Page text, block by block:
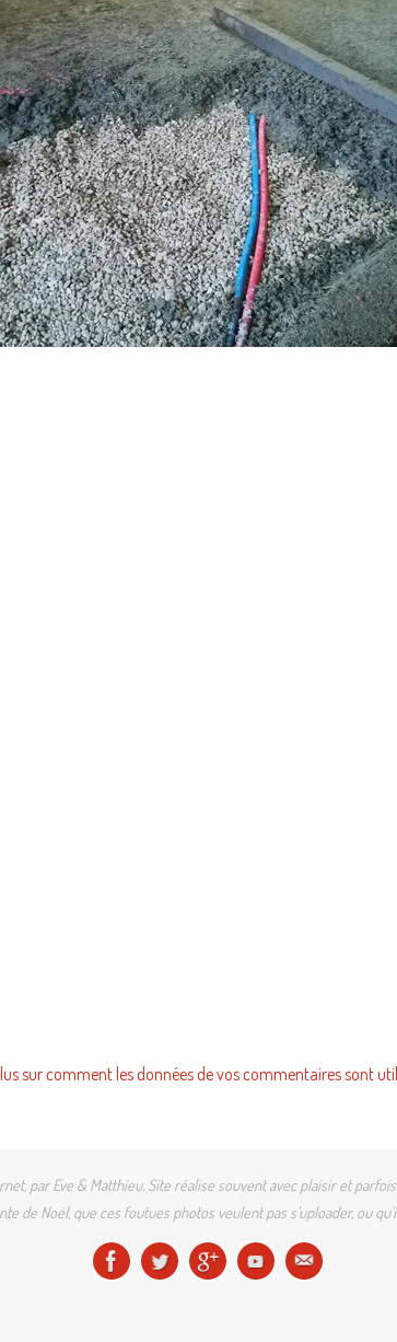
sur comment les données de vos commentaires sont
par Eve & Matthieu. Site réalise souvent avec plaisir et
de Noël, que ces foutues photos veulent pas s'uploader, ou